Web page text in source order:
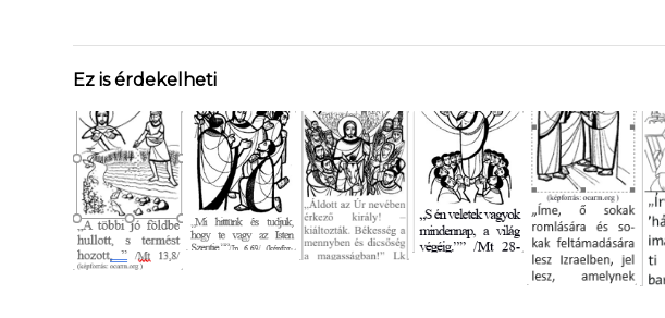
Ez is érdekelheti